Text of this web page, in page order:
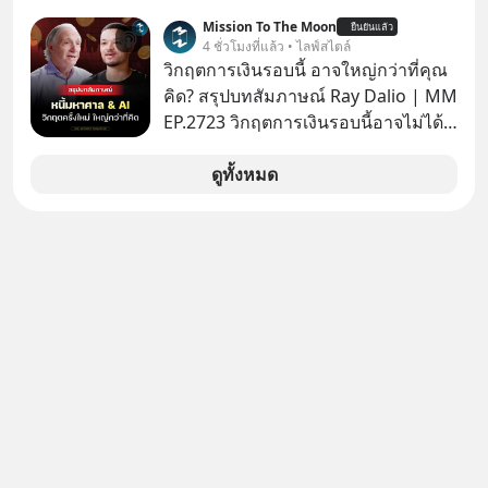
ขายของเหมือนกันทุกอย่าง
Mission To The Moon ยืนยันแล้ว
4 ชั่วโมงที่แล้ว • ไลฟ์สไตล์
วิกฤตการเงินรอบนี้ อาจใหญ่กว่าที่คุณ
คิด? สรุปบทสัมภาษณ์ Ray Dalio | MM
EP.2723 วิกฤตการเงินรอบนี้อาจไม่ได้
Dalio ชายผู้เคยทำนายวิกฤตเศรษฐกิจ
ดูทั้งหมด